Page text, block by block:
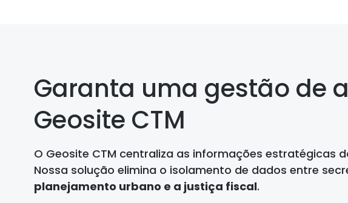
Garanta uma gestão de
Geosite CTM
O Geosite CTM centraliza as informações estratégicas
Nossa solução elimina o isolamento de dados entre
planejamento urbano e a justiça fiscal.